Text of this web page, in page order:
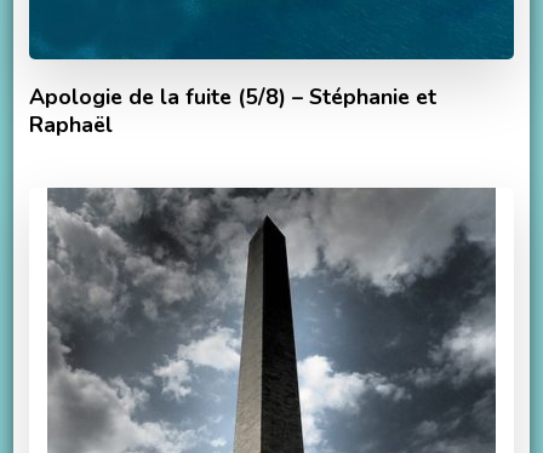
Apologie de la fuite (5/8) – Stéphanie et
Raphaël